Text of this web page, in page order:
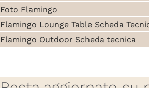
Foto Flamingo
Flamingo Lounge Table Scheda
Flamingo Outdoor Scheda tecnica